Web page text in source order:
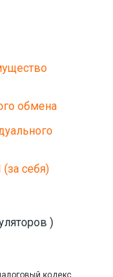
обмена
себя)
)
кодекс